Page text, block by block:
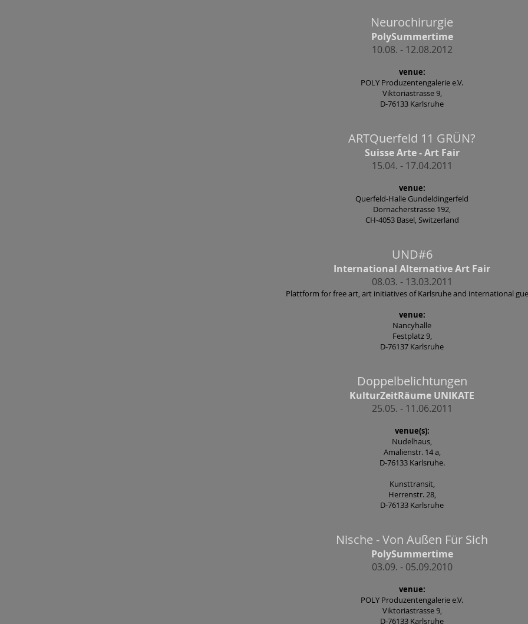
Neurochirurgie
PolySummertime
10.08. - 12.08.2012
venue:
POLY Produzentengalerie e.V.
Viktoriastrasse 9,
D-76133 Karlsruhe
ARTQuerfeld 11 GRÜN?
Suisse Arte - Art Fair
15.04. - 17.04.2011
venue:
Querfeld-Halle Gundeldingerfeld
Dornacherstrasse 192,
CH-4053 Basel, Switzerland
UND#6
International Alternative Art Fair
08.03. - 13.03.2011
Plattform for free art, art initiatives of Karlsruhe and international
venue:
Nancyhalle
Festplatz 9,
D-76137 Karlsruhe
Doppelbelichtungen
KulturZeitRäume UNIKATE
25.05. - 11.06.2011
venue(s):
Nudelhaus,
Amalienstr. 14 a,
D-76133 Karlsruhe.
Kunsttransit,
Herrenstr. 28,
D-76133 Karlsruhe
Nische - Von Außen Für Sich
PolySummertime
03.09. - 05.09.2010
venue:
POLY Produzentengalerie e.V.
Viktoriastrasse 9,
D-76133 Karlsruhe